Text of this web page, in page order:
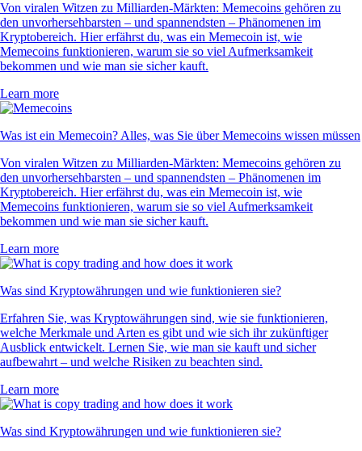
Von viralen Witzen zu Milliarden-Märkten: Memecoins gehören zu
den unvorhersehbarsten – und spannendsten – Phänomenen im
Kryptobereich. Hier erfährst du, was ein Memecoin ist, wie
Memecoins funktionieren, warum sie so viel Aufmerksamkeit
bekommen und wie man sie sicher kauft.
Learn more
Was ist ein Memecoin? Alles, was Sie über Memecoins wissen müssen
Von viralen Witzen zu Milliarden-Märkten: Memecoins gehören zu
den unvorhersehbarsten – und spannendsten – Phänomenen im
Kryptobereich. Hier erfährst du, was ein Memecoin ist, wie
Memecoins funktionieren, warum sie so viel Aufmerksamkeit
bekommen und wie man sie sicher kauft.
Learn more
Was sind Kryptowährungen und wie funktionieren sie?
Erfahren Sie, was Kryptowährungen sind, wie sie funktionieren,
welche Merkmale und Arten es gibt und wie sich ihr zukünftiger
Ausblick entwickelt. Lernen Sie, wie man sie kauft und sicher
aufbewahrt – und welche Risiken zu beachten sind.
Learn more
Was sind Kryptowährungen und wie funktionieren sie?